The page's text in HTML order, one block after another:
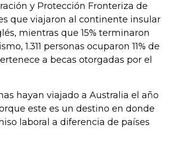
y Protección Fronteriza de
que viajaron al continente insular
mientras que 15% terminaron
1.311 personas ocuparon 11% de
a becas otorgadas por el
hayan viajado a Australia el año
este es un destino en donde
laboral a diferencia de países